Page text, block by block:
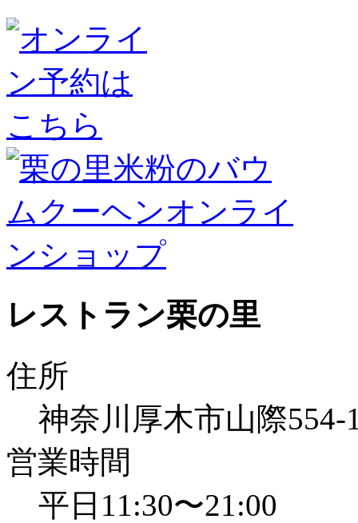
レストラン栗の里
住所
神奈川厚木市山際
営業時間
平日11:30〜21:00